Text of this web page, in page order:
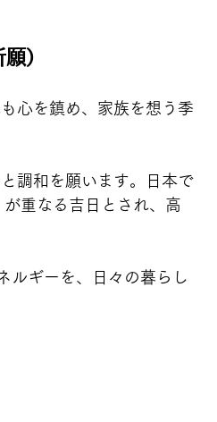
）
心を鎮め、家族を想う季
調和を願います。日本で
重なる吉日とされ、高
ルギーを、日々の暮らし